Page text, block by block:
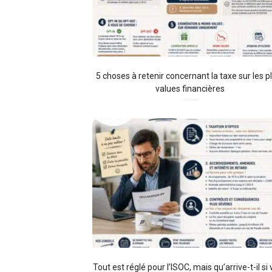
5 choses à retenir concernant la taxe sur les
values financières
Tout est réglé pour l’ISOC, mais qu’arrive-t-il si